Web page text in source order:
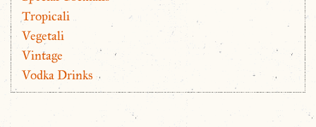
Tropicali
Vegetali
Vintage
Vodka Drinks